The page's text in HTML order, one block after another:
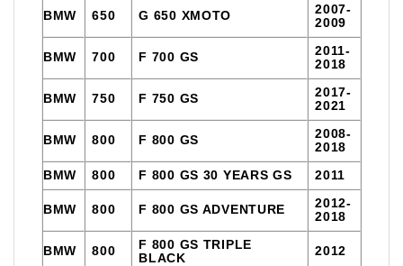
BMW 650 G 650 XMOTO
2007-
2009
BMW 700 F 700 GS
2011-
2018
BMW 750 F 750 GS
2017-
2021
BMW 800 F 800 GS
2008-
2018
BMW
800 F 800 GS 30 YEARS GS 2011
BMW 800 F 800 GS ADVENTURE
2012-
2018
BMW 800
F 800 GS TRIPLE
BLACK
2012